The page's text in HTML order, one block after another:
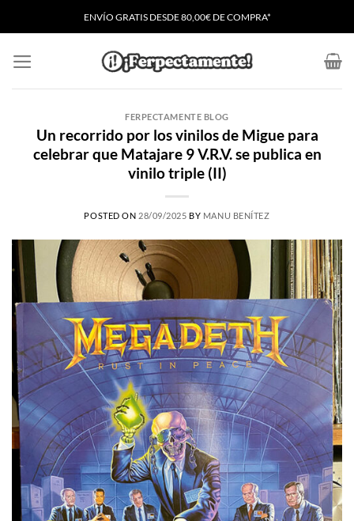
ENVÍO GRATIS DESDE 80,00€ DE COMPRA*
FERPECTAMENTE BLOG
Un recorrido por los vinilos de Migue para
celebrar que Matajare 9 V.R.V. se publica en
vinilo triple (II)
POSTED ON 28/09/2025 BY MANU BENÍTEZ